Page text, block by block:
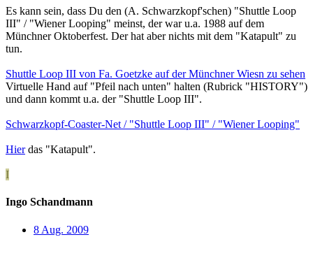
Es kann sein, dass Du den (A. Schwarzkopf'schen) "Shuttle Loop
III" / "Wiener Looping" meinst, der war u.a. 1988 auf dem
Münchner Oktoberfest. Der hat aber nichts mit dem "Katapult" zu
tun.
Shuttle Loop III von Fa. Goetzke auf der Münchner Wiesn zu sehen
Virtuelle Hand auf "Pfeil nach unten" halten (Rubrick "HISTORY")
und dann kommt u.a. der "Shuttle Loop III".
Schwarzkopf-Coaster-Net / "Shuttle Loop III" / "Wiener Looping"
Hierdas "Katapult".
I
Ingo Schandmann
8 Aug. 2009